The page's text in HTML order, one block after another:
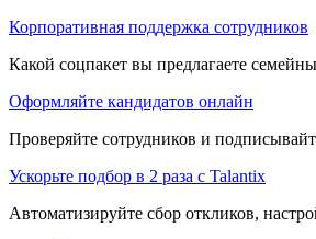
Корпоративная поддержка сотрудников
Какой соцпакет вы предлагаете
Оформляйте кандидатов онлайн
Проверяйте сотрудников и
Ускорьте подбор в 2 раза с Talantix
Автоматизируйте сбор откликов,